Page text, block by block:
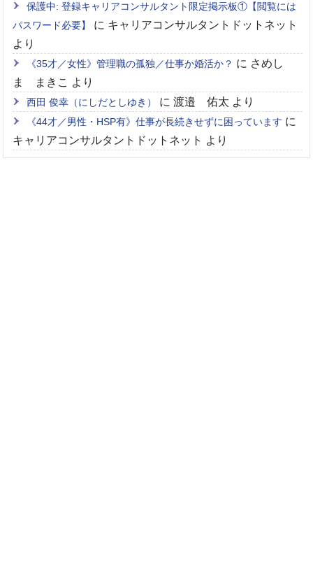
保護中: 登録キャリアコンサルタント限定掲示板①【閲覧には
パスワード必要】
に キャリアコンサルタントドットネット
より
《35才／女性》管理職の孤独／仕事か婚活か？ に さめし
ま まきこ より
西田 俊幸（にしだとしゆき） に渡邉 佑太 より
《44才／男性・HSP有》仕事が長続きせずに困っています に
キャリアコンサルタントドットネット より